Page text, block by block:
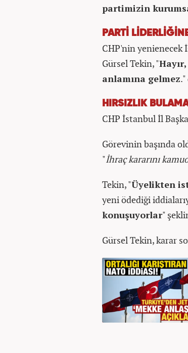
partimizin
PARTİ
CHP'nin yenienecek
Gürsel Tekin, "
anlamına gelmez
HIRSIZLIK
CHP İstanbul İl
Görevinin başında
"İhraç kararını
Tekin, "Üyelikten
yeni ödediği
konuşuyorlar"
Gürsel Tekin, karar